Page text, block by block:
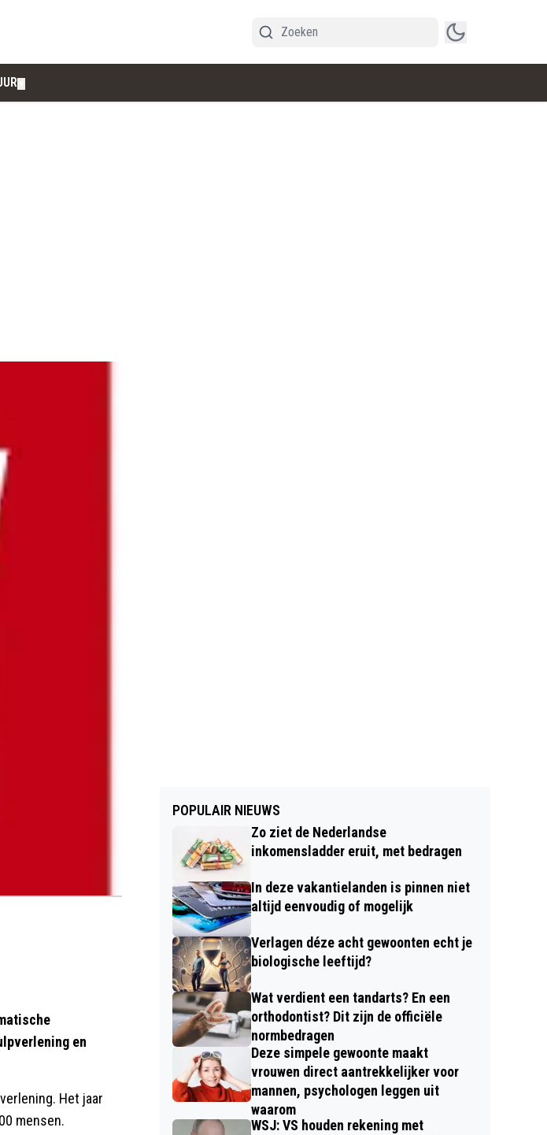
en
Het jaar
mensen.
POPULAIR NIEUWS
Zo ziet de Nederlandse
inkomensladder eruit, met bedragen
In deze vakantielanden is pinnen niet
altijd eenvoudig of mogelijk
Verlagen déze acht gewoonten echt je
biologische leeftijd?
Wat verdient een tandarts? En een
orthodontist? Dit zijn de officiële
normbedragen
Deze simpele gewoonte maakt
vrouwen direct aantrekkelijker voor
mannen, psychologen leggen uit
waarom
WSJ: VS houden rekening met